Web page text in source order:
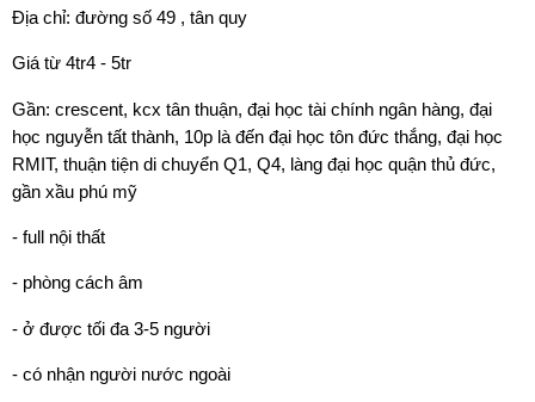
Địa chỉ: đường số 49 , tân quy
Giá từ 4tr4 - 5tr
Gần: crescent, kcx tân thuận, đại học tài chính ngân hàng, đại
học nguyễn tất thành, 10p là đến đại học tôn đức thắng, đại học
RMIT, thuận tiện di chuyển Q1, Q4, làng đại học quận thủ đức,
gần xầu phú mỹ
- full nội thất
- phòng cách âm
- ở được tối đa 3-5 người
- có nhận người nước ngoài